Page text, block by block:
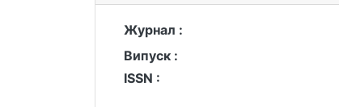
Журнал :
Випуск :
ISSN :